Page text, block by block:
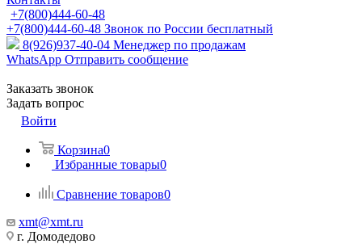
+7(800)444-60-48
+7(800)444-60-48 Звонок по России бесплатный
8(926)937-40-04 Менеджер по продажам
WhatsApp Отправить сообщение
Заказать звонок
Задать вопрос
Войти
Корзина0
Избранные товары0
Сравнение товаров0
xmt@xmt.ru
г. Домодедово